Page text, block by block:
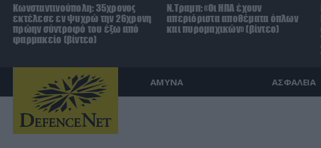
Κωνσταντινούπολη: 35χρονος
εκτέλεσε εν ψυχρώ την 26χρονη
πρώην σύντροφό του έξω από
φαρμακείο (βίντεο)
Ν.Τραμπ: «Οι ΗΠΑ έχουν
απεριόριστα αποθέματα όπλων
και πυρομαχικών» (βίντεο)
ΑΜΥΝΑ ΑΣΦΑΛΕΙΑ